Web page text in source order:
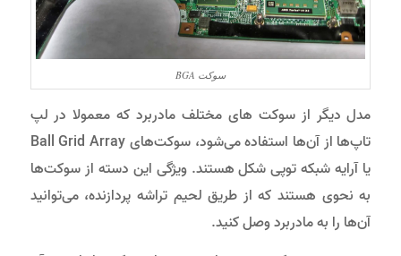
سوکت BGA
مدل دیگر از سوکت های مختلف مادربرد که معمولا در لپ
تاپ‌ها از آن‌ها استفاده می‌شود، سوکت‌های Ball Grid Array
یا آرایه شبکه توپی شکل هستند. ویژگی این دسته از سوکت‌ها
به نحوی هستند که از طریق لحیم تراشه پردازنده، می‌توانید
آن‌ها را به مادربرد وصل کنید.